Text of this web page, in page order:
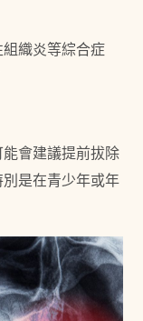
織炎等綜合症
會建議提前拔除
是在青少年或年